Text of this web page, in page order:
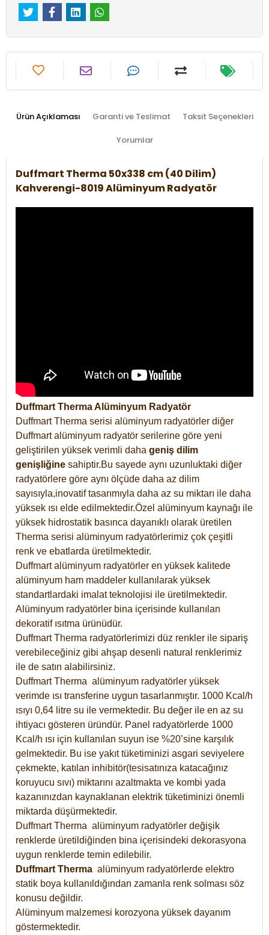
Ürün Açıklaması Garanti ve Teslimat Taksit Seçenekleri
Yorumlar
Duffmart Therma 50x338 cm (40 Dilim)
Kahverengi-8019 Alüminyum Radyatör
Duffmart Therma Alüminyum Radyatör
Duffmart Therma serisi alüminyum radyatörler diğer
Duffmart alüminyum radyatör serilerine göre yeni
geliştirilen yüksek verimli daha geniş dilim
genişliğine sahiptir.Bu sayede aynı uzunluktaki diğer
radyatörlere göre aynı ölçüde daha az dilim
sayısıyla,inovatif tasarımıyla daha az su miktarı ile daha
yüksek ısı elde edilmektedir.Özel alüminyum kaynağı ile
yüksek hidrostatik basınca dayanıklı olarak üretilen
Therma serisi alüminyum radyatörlerimiz çok çeşitli
renk ve ebatlarda üretilmektedir.
Duffmart alüminyum radyatörler en yüksek kalitede
alüminyum ham maddeler kullanılarak yüksek
standartlardaki imalat teknolojisi ile üretilmektedir.
Alüminyum radyatörler bina içerisinde kullanılan
dekoratif ısıtma ürünüdür.
Duffmart Therma radyatörlerimizi düz renkler ile sipariş
verebileceğiniz gibi ahşap desenli natural renklerimiz
ile de satın alabilirsiniz.
Duffmart Therma alüminyum radyatörler yüksek
verimde ısı transferine uygun tasarlanmıştır. 1000 Kcal/h
ısıyı 0,64 litre su ile vermektedir. Bu değer ile en az su
ihtiyacı gösteren üründür. Panel radyatörlerde 1000
Kcal/h ısı için kullanılan suyun ise %20’sine karşılık
gelmektedir. Bu ise yakıt tüketiminizi asgari seviyelere
çekmekte, katılan inhibitör(tesisatınıza katacağınız
koruyucu sıvı) miktarını azaltmakta ve kombi yada
kazanınızdan kaynaklanan elektrik tüketiminizi önemli
miktarda düşürmektedir.
Duffmart Therma alüminyum radyatörler değişik
renklerde üretildiğinden bina içerisindeki dekorasyona
uygun renklerde temin edilebilir.
Duffmart Therma alüminyum radyatörlerde elektro
statik boya kullanıldığından zamanla renk solması söz
konusu değildir.
Alüminyum malzemesi korozyona yüksek dayanım
göstermektedir.